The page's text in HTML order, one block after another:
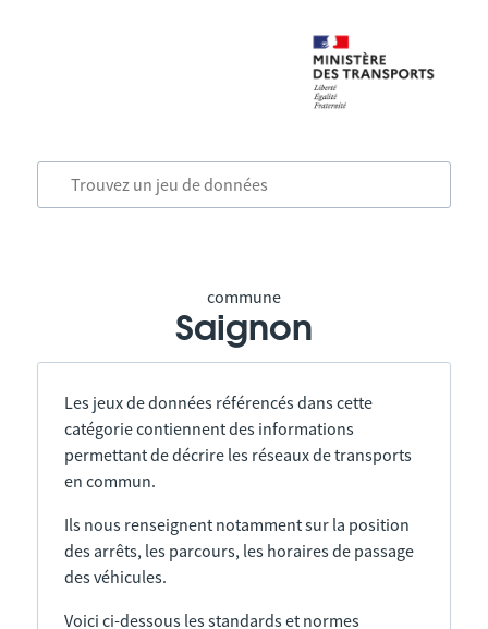
commune
Saignon
Les jeux de données référencés dans cette
catégorie contiennent des informations
permettant de décrire les réseaux de transports
en commun.
Ils nous renseignent notamment sur la position
des arrêts, les parcours, les horaires de passage
des véhicules.
Voici ci-dessous les standards et normes